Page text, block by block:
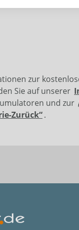
zur
Sie auf unserer
und zur
Zurück“.